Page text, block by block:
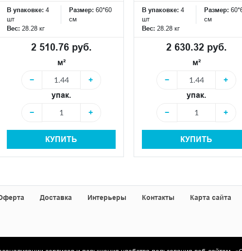
В упаковке: 4
шт
Размер: 60*60
см
Вес: 28.28 кг
2 510.76 руб.
м²
−
+
упак.
−
+
КУПИТЬ
В упаковке: 4
шт
Размер:
см
Вес: 28.28 кг
2 630.32 руб.
м²
−
+
упак.
−
+
КУПИТЬ
Доставка Интерьеры Контакты
Карта сайта